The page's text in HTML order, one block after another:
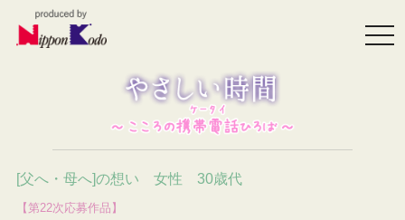
[父へ・母へ]の想い 女性 30歳代
【第22次応募作品】